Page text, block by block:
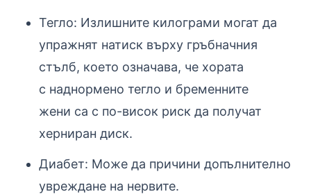
Тегло: Излишните килограми могат да
упражнят натиск върху гръбначния
стълб, което означава, че хората
с наднормено тегло и бременните
жени са с по-висок риск да получат
херниран диск.
Диабет: Може да причини допълнително
увреждане на нервите.